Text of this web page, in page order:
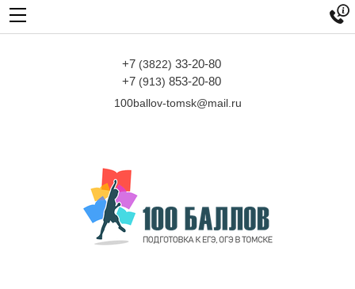
+7 (3822) 33-20-80
+7 (913) 853-20-80
100ballov-tomsk@mail.ru
